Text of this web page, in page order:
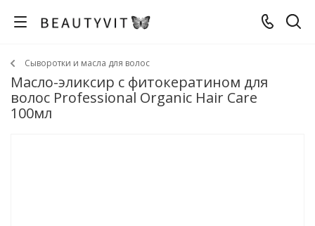
Сыворотки и масла для волос
Масло-эликсир с фитокератином для
волос Professional Organic Hair Care
100мл